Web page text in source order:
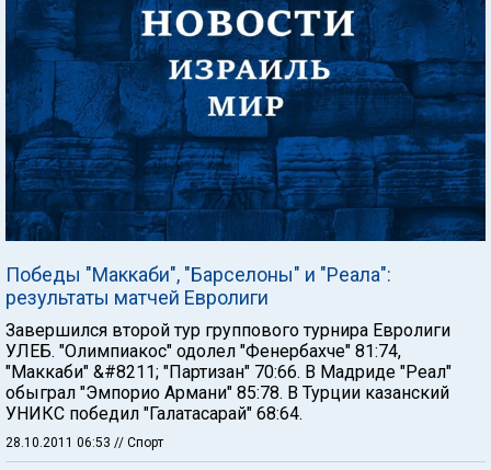
Победы "Маккаби", "Барселоны" и "Реала":
результаты матчей Евролиги
Завершился второй тур группового турнира Евролиги
УЛЕБ. "Олимпиакос" одолел "Фенербахче" 81:74,
"Маккаби" &#8211; "Партизан" 70:66. В Мадриде "Реал"
обыграл "Эмпорио Армани" 85:78. В Турции казанский
УНИКС победил "Галатасарай" 68:64.
28.10.2011 06:53 // Спорт